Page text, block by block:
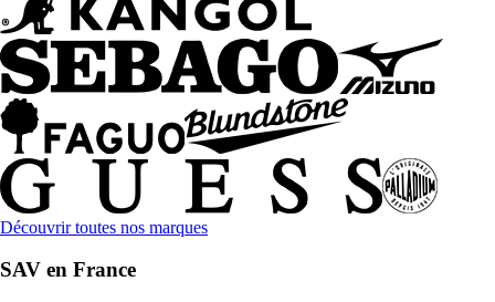
Découvrir toutes nos marques
SAV en France